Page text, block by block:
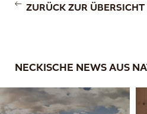
ZURÜCK ZUR ÜBERSICHT
NECKISCHE NEWS AUS